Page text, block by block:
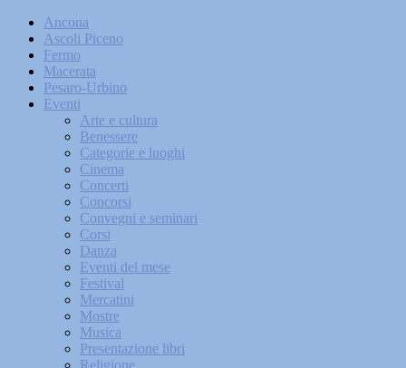
Ancona
Ascoli Piceno
Fermo
Macerata
Pesaro-Urbino
Eventi
Arte e cultura
Benessere
Categorie e luoghi
Cinema
Concerti
Concorsi
Convegni e seminari
Corsi
Danza
Eventi del mese
Festival
Mercatini
Mostre
Musica
Presentazione libri
Religione